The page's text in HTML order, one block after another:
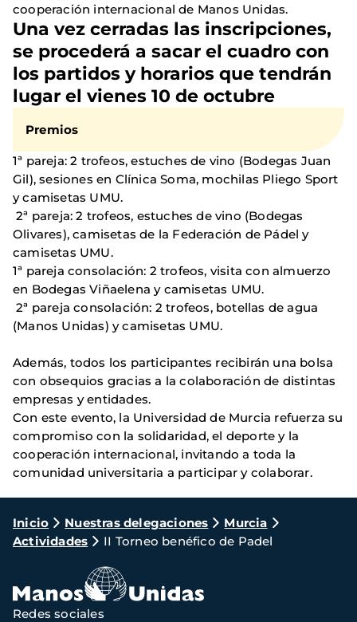
cooperación internacional de Manos Unidas.
Una vez cerradas las inscripciones,
se procederá a sacar el cuadro con
los partidos y horarios que tendrán
lugar el vienes 10 de octubre
Premios
1ª pareja: 2 trofeos, estuches de vino (Bodegas Juan
Gil), sesiones en Clínica Soma, mochilas Pliego Sport
y camisetas UMU.
2ª pareja: 2 trofeos, estuches de vino (Bodegas
Olivares), camisetas de la Federación de Pádel y
camisetas UMU.
1ª pareja consolación: 2 trofeos, visita con almuerzo
en Bodegas Viñaelena y camisetas UMU.
2ª pareja consolación: 2 trofeos, botellas de agua
(Manos Unidas) y camisetas UMU.
Además, todos los participantes recibirán una bolsa
con obsequios gracias a la colaboración de distintas
empresas y entidades.
Con este evento, la Universidad de Murcia refuerza su
compromiso con la solidaridad, el deporte y la
cooperación internacional, invitando a toda la
comunidad universitaria a participar y colaborar.
Ruta
de
navegación
Inicio Nuestras delegaciones
Murcia
Actividades
II Torneo benéfico de Padel
Redes sociales